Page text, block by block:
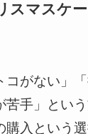
スマスケ
コがない」
苦手」とい
入という選